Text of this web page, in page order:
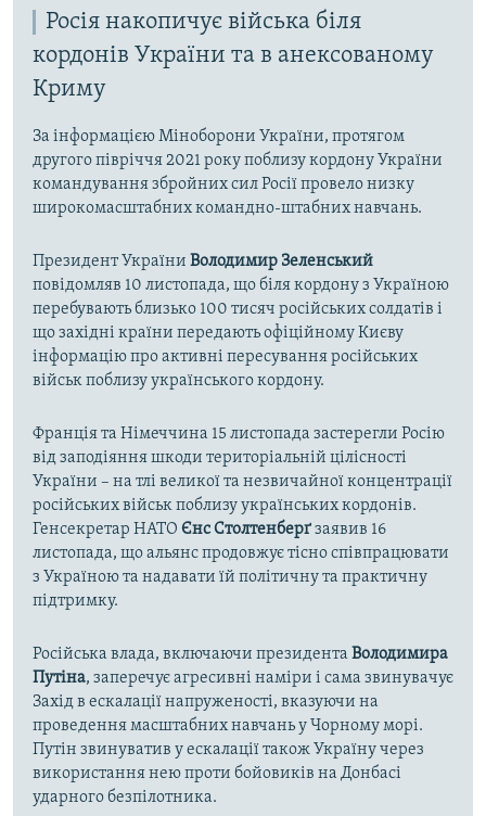
Росія накопичує війська біля
кордонів України та в анексованому
Криму
За інформацією Міноборони України, протягом
другого півріччя 2021 року поблизу кордону України
командування збройних сил Росії провело низку
широкомасштабних командно-штабних навчань.
Президент України Володимир Зеленський
повідомляв 10 листопада, що біля кордону з Україною
перебувають близько 100 тисяч російських солдатів і
що західні країни передають офіційному Києву
інформацію про активні пересування російських
військ поблизу українського кордону.
Франція та Німеччина 15 листопада застерегли Росію
від заподіяння шкоди територіальній цілісності
України – на тлі великої та незвичайної концентрації
російських військ поблизу українських кордонів.
Генсекретар НАТО Єнс Столтенберґзаявив 16
листопада, що альянс продовжує тісно співпрацювати
з Україною та надавати їй політичну та практичну
підтримку.
Російська влада, включаючи президента Володимира
Путіна, заперечує агресивні наміри і сама звинувачує
Захід в ескалації напруженості, вказуючи на
проведення масштабних навчань у Чорному морі.
Путін звинуватив у ескалації також Україну через
використання нею проти бойовиків на Донбасі
ударного безпілотника.